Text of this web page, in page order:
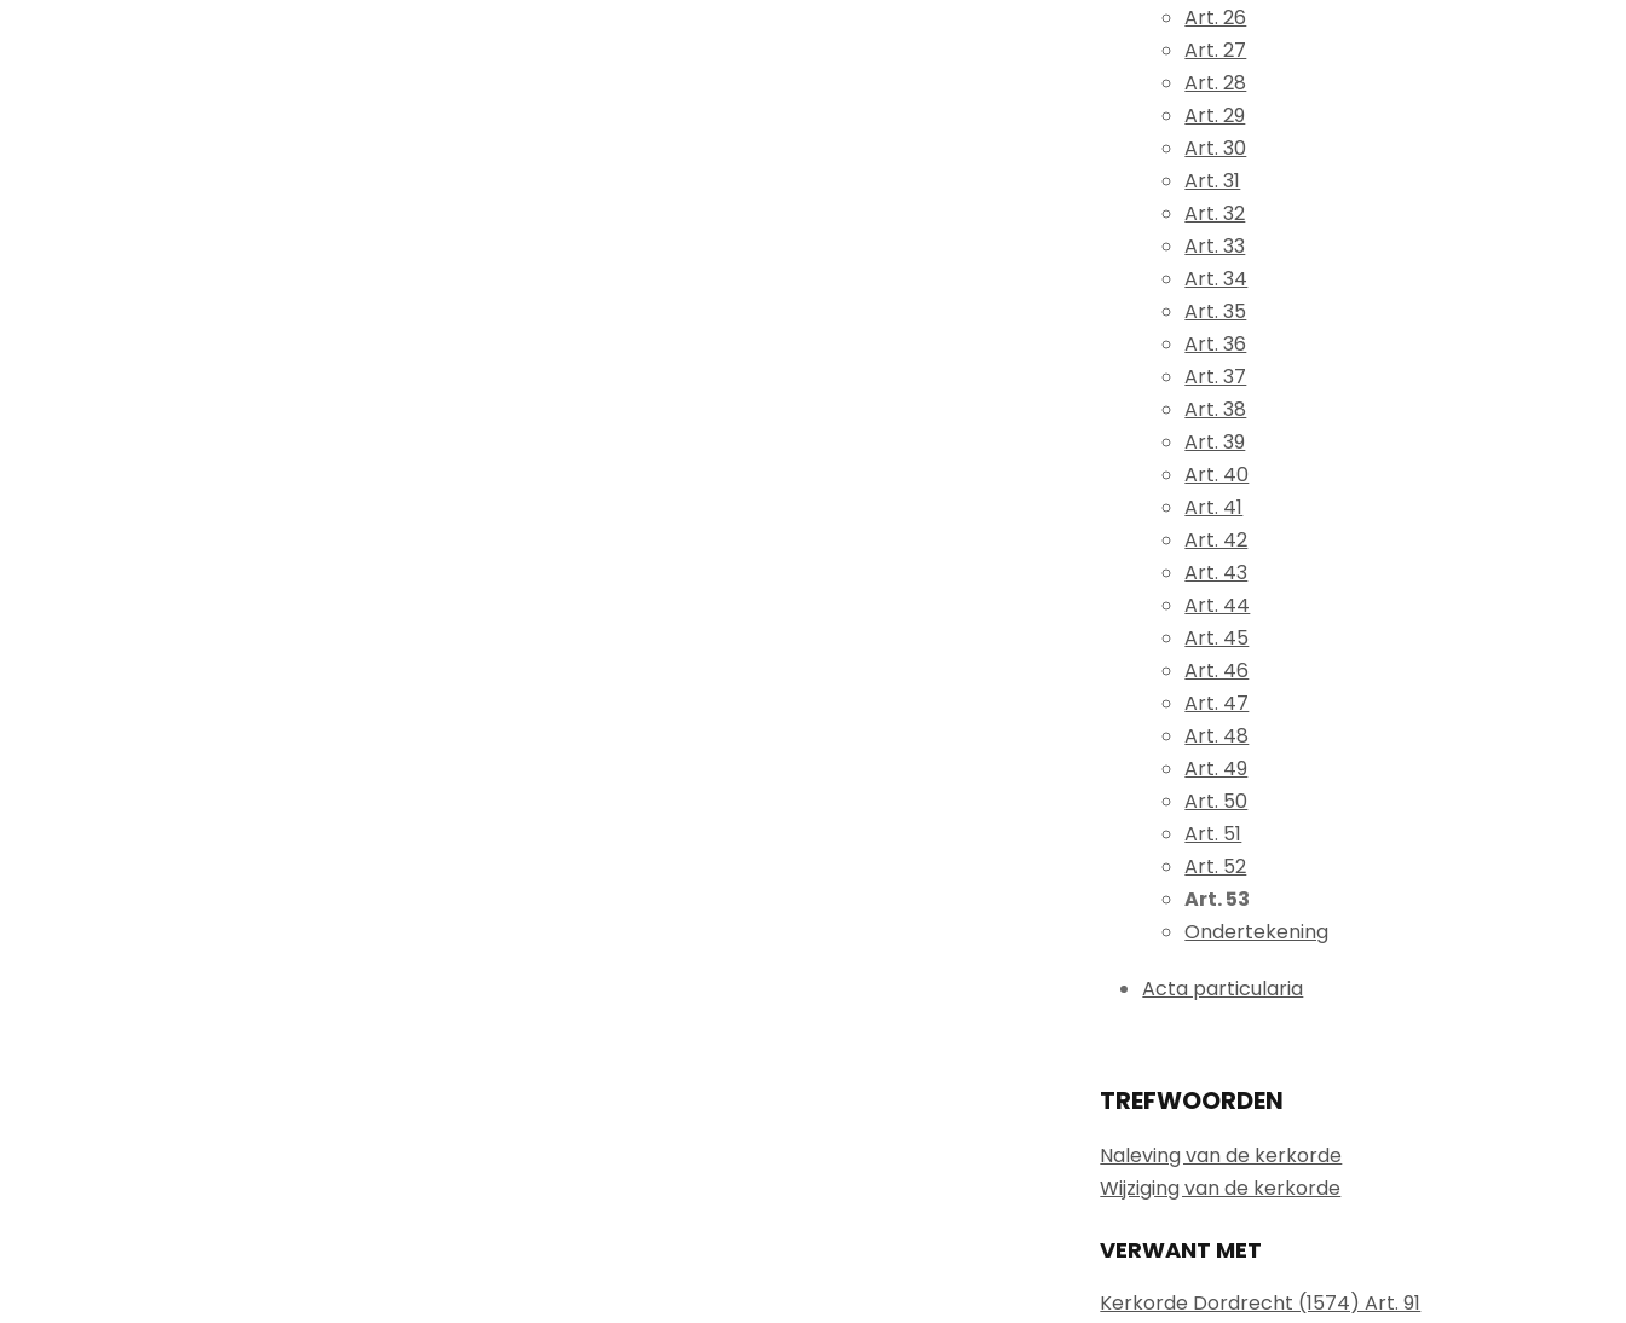
Art. 26
Art. 27
Art. 28
Art. 29
Art. 30
Art. 31
Art. 32
Art. 33
Art. 34
Art. 35
Art. 36
Art. 37
Art. 38
Art. 39
Art. 40
Art. 41
Art. 42
Art. 43
Art. 44
Art. 45
Art. 46
Art. 47
Art. 48
Art. 49
Art. 50
Art. 51
Art. 52
Art. 53
Ondertekening
Acta particularia
TREFWOORDEN
Naleving van de kerkorde
Wijziging van de kerkorde
VERWANT MET
Kerkorde Dordrecht (1574) Art. 91